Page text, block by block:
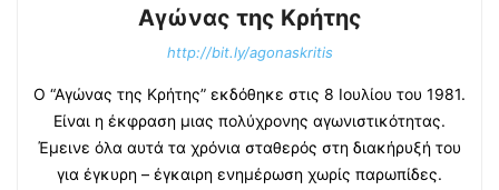
Αγώνας της Κρήτης
http://bit.ly/agonaskritis
Ο “Αγώνας της Κρήτης” εκδόθηκε στις 8 Ιουλίου του 1981.
Είναι η έκφραση μιας πολύχρονης αγωνιστικότητας.
Έμεινε όλα αυτά τα χρόνια σταθερός στη διακήρυξή του
για έγκυρη – έγκαιρη ενημέρωση χωρίς παρωπίδες.